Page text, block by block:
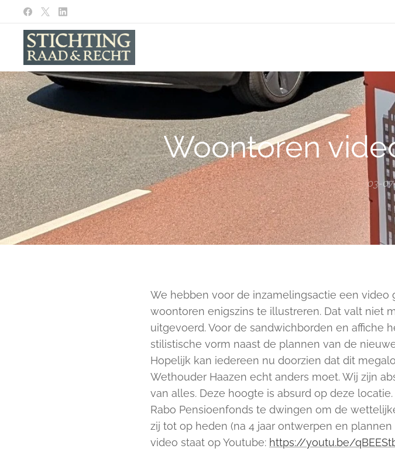
Woontoren
03-
We hebben voor de inzamelingsactie een
woontoren enigszins te illustreren. Dat valt niet
uitgevoerd. Voor de sandwichborden en affiche
stilistische vorm naast de plannen van de
Hopelijk kan iedereen nu doorzien dat dit
Wethouder Haazen echt anders moet. Wij zijn
van alles. Deze hoogte is absurd op deze
Rabo Pensioenfonds te dwingen om de
zij tot op heden (na 4 jaar ontwerpen en
video staat op Youtube: https://youtu.be/